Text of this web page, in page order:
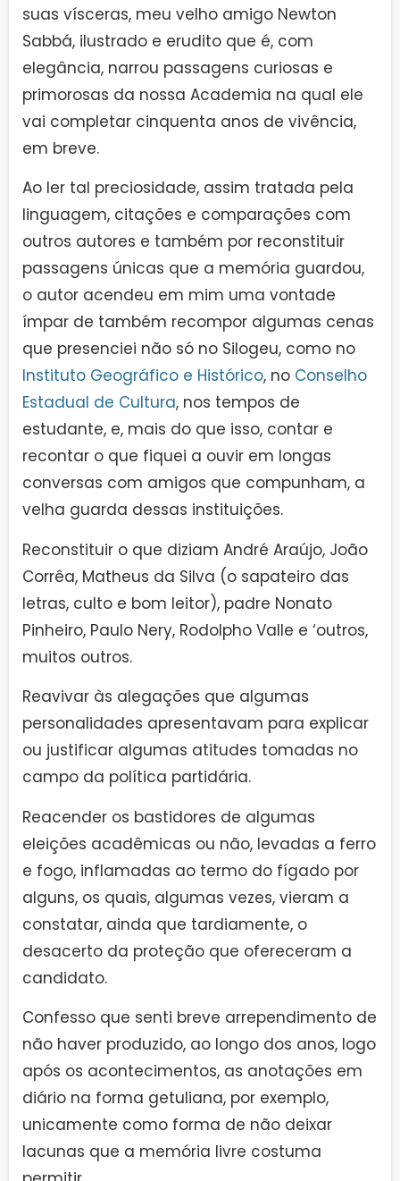
suas vísceras, meu velho amigo Newton
Sabbá, ilustrado e erudito que é, com
elegância, narrou passagens curiosas e
primorosas da nossa Academia na qual ele
vai completar cinquenta anos de vivência,
em breve.
Ao ler tal preciosidade, assim tratada pela
linguagem, citações e comparações com
outros autores e também por reconstituir
passagens únicas que a memória guardou,
o autor acendeu em mim uma vontade
ímpar de também recompor algumas cenas
que presenciei não só no Silogeu, como no
Instituto Geográfico e Histórico, no Conselho
Estadual de Cultura, nos tempos de
estudante, e, mais do que isso, contar e
recontar o que fiquei a ouvir em longas
conversas com amigos que compunham, a
velha guarda dessas instituições.
Reconstituir o que diziam André Araújo, João
Corrêa, Matheus da Silva (o sapateiro das
letras, culto e bom leitor), padre Nonato
Pinheiro, Paulo Nery, Rodolpho Valle e ‘outros,
muitos outros.
Reavivar às alegações que algumas
personalidades apresentavam para explicar
ou justificar algumas atitudes tomadas no
campo da política partidária.
Reacender os bastidores de algumas
eleições acadêmicas ou não, levadas a ferro
e fogo, inflamadas ao termo do fígado por
alguns, os quais, algumas vezes, vieram a
constatar, ainda que tardiamente, o
desacerto da proteção que ofereceram a
candidato.
Confesso que senti breve arrependimento de
não haver produzido, ao longo dos anos, logo
após os acontecimentos, as anotações em
diário na forma getuliana, por exemplo,
unicamente como forma de não deixar
lacunas que a memória livre costuma